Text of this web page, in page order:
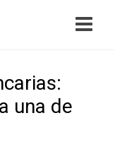
una de